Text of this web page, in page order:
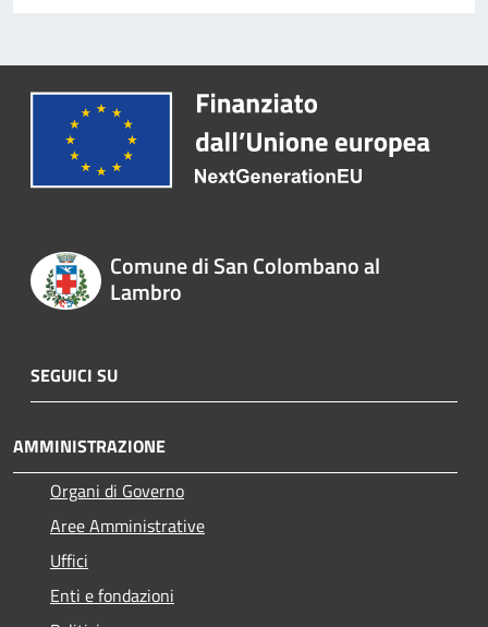
Comune di San Colombano al
Lambro
SEGUICI SU
AMMINISTRAZIONE
Organi di Governo
Aree Amministrative
Uffici
Enti e fondazioni